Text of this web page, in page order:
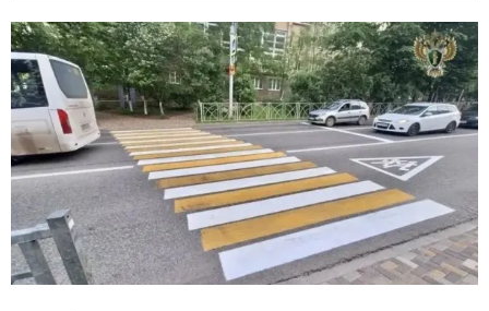
M
E
N
U